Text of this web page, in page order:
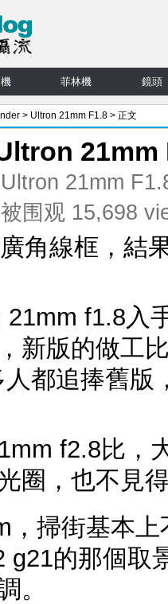
菲林機 鏡頭
> Ultron 21mm F1.8 > 正文
21mm
Ultron 21mm
围观 15,698
角線框，結
f1.8入
新版的做工
都追捧舊
f2.8比，
圈，也不見
，掃街基本
g21的那個取
。